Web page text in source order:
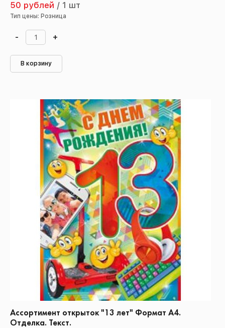
50 рублей / 1 шт
Тип цены: Розница
- +
В корзину
Ассортимент открыток "13 лет" Формат А4.
Отделка. Текст.